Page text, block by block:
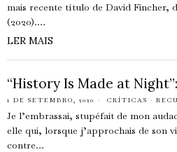
mais recente título de David Fincher,
(2020).…
LER MAIS
“History Is Made at
1 DE SETEMBRO, 2020 CRÍTICAS ·
Je l’embrassai, stupéfait de mon
elle qui, lorsque j’approchais de son
contre…